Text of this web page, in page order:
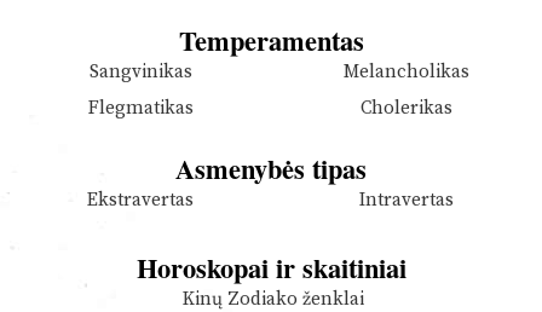
Temperamentas
Sangvinikas
Melancholikas
Flegmatikas
Cholerikas
Asmenybės tipas
Ekstravertas Intravertas
Horoskopai ir skaitiniai
Kinų Zodiako ženklai